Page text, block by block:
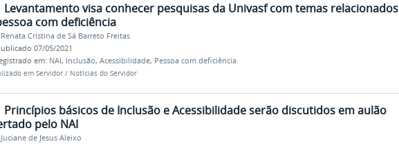
Levantamento visa conhecer pesquisas da Univasf com temas relacionados
com deficiência
Renata Cristina de Sá Barreto Freitas
07/05/2021
em: NAI, Inclusão, Acessibilidade, Pessoa com deficiência
em Servidor / Notícias do Servidor
Princípios básicos de Inclusão e Acessibilidade serão discutidos em aulão
pelo NAI
Juciane de Jesus Aleixo